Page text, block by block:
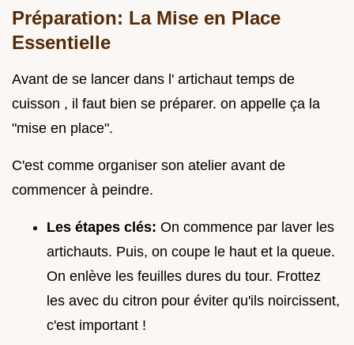
Préparation: La Mise en Place
Essentielle
Avant de se lancer dans l' artichaut temps de
cuisson , il faut bien se préparer. on appelle ça la
"mise en place".
C'est comme organiser son atelier avant de
commencer à peindre.
Les étapes clés: On commence par laver les
artichauts. Puis, on coupe le haut et la queue.
On enlève les feuilles dures du tour. Frottez
les avec du citron pour éviter qu'ils noircissent,
c'est important !